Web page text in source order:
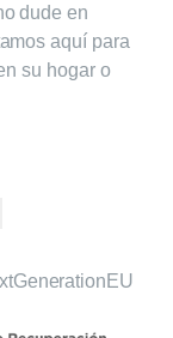
dude en
aquí para
su hogar o